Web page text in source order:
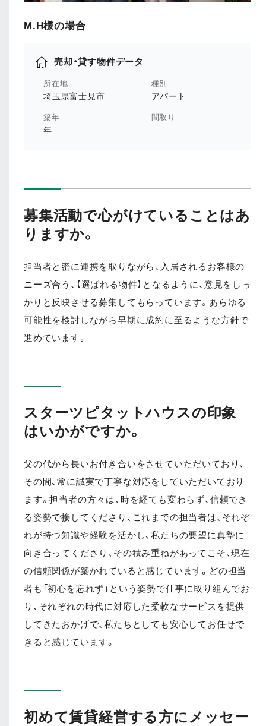
M.H様の場合
売却・貸す物件データ
所在地
埼玉県富士見市
種別
アパート
築年
年
間取り
募集活動で心がけていることはあ
りますか。
担当者と密に連携を取りながら、入居されるお客様の
ニーズ合う、【選ばれる物件】となるように、意見をしっ
かりと反映させる募集してもらっています。あらゆる
可能性を検討しながら早期に成約に至るような方針で
進めています。
スターツピタットハウスの印象
はいかがですか。
父の代から長いお付き合いをさせていただいており、
その間、常に誠実で丁寧な対応をしていただいており
ます。担当者の方々は、時を経ても変わらず、信頼でき
る姿勢で接してくださり、これまでの担当者は、それぞ
れが持つ知識や経験を活かし、私たちの要望に真摯に
向き合ってくださり、その積み重ねがあってこそ、現在
の信頼関係が築かれていると感じています。どの担当
者も「初心を忘れず」という姿勢で仕事に取り組んでお
り、それぞれの時代に対応した柔軟なサービスを提供
してきたおかげで、私たちとしても安心してお任せで
きると感じています。
初めて賃貸経営する方にメッセー